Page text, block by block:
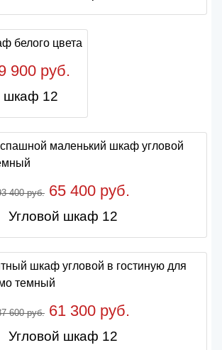
900 руб.
шкаф 12
400 руб. 65 400 руб.
Угловой шкаф 12
600 руб. 61 300 руб.
Угловой шкаф 12